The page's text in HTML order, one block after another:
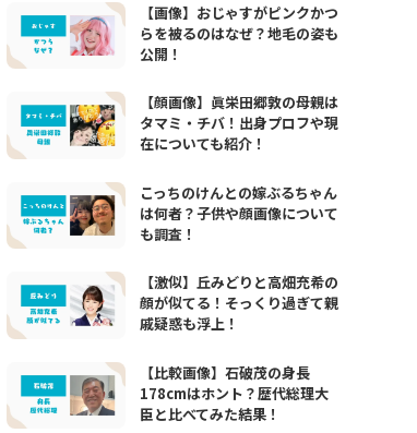
【画像】おじゃすがピンクかつ
らを被るのはなぜ？地毛の姿も
公開！
【顔画像】眞栄田郷敦の母親は
タマミ・チバ！出身プロフや現
在についても紹介！
こっちのけんとの嫁ぶるちゃん
は何者？子供や顔画像について
も調査！
【激似】丘みどりと高畑充希の
顔が似てる！そっくり過ぎて親
戚疑惑も浮上！
【比較画像】石破茂の身長
178cmはホント？歴代総理大
臣と比べてみた結果！